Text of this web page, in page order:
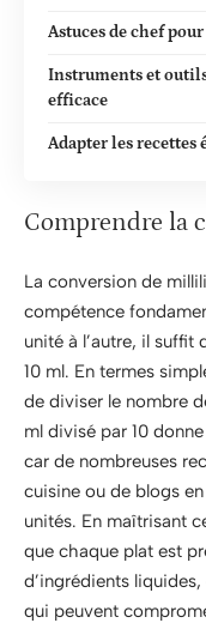
Astuces de chef
Instruments et
efficace
Adapter les recettes
Comprendre la
La conversion de
compétence
unité à l’autre, il suffit
10 ml. En termes
de diviser le nombre
ml divisé par 10
car de nombreuses
cuisine ou de blogs
unités. En maîtrisant
que chaque plat est
d’ingrédients
qui peuvent